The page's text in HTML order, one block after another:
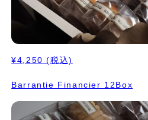
¥4,250 (税込)
Barrantie Financier 12Box